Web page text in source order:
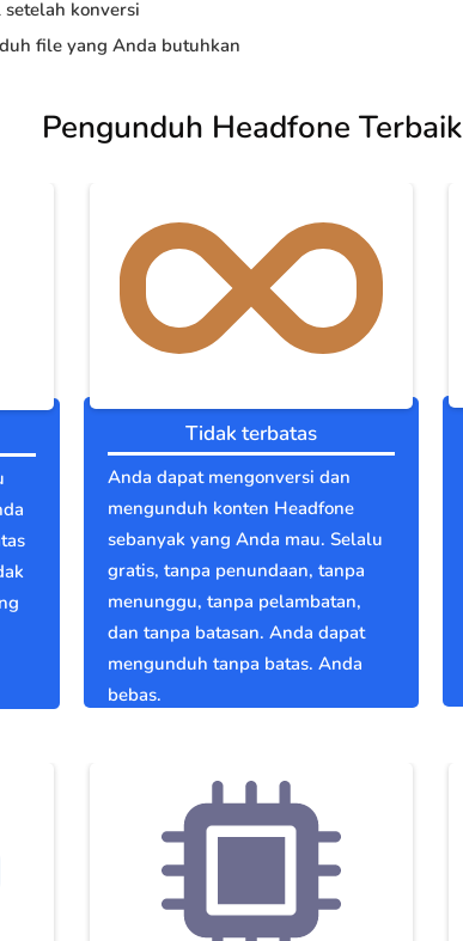
konversi
file yang Anda butuhkan
Pengunduh Headfone Terbaik
Tidak terbatas
Anda dapat mengonversi dan
mengunduh konten Headfone
sebanyak yang Anda mau. Selalu
gratis, tanpa penundaan, tanpa
menunggu, tanpa pelambatan,
dan tanpa batasan. Anda dapat
mengunduh tanpa batas. Anda
bebas.